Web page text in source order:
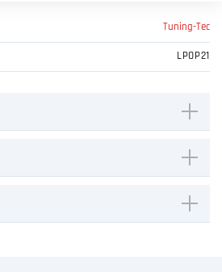
Tuning-Tec
LPOP21